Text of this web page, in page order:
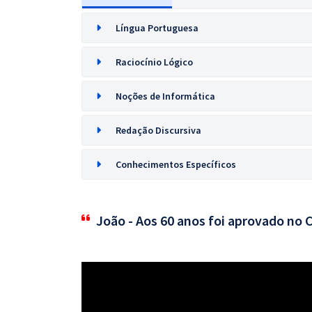
Língua Portuguesa
Raciocínio Lógico
Noções de Informática
Redação Discursiva
Conhecimentos Específicos
João - Aos 60 anos foi aprovado no